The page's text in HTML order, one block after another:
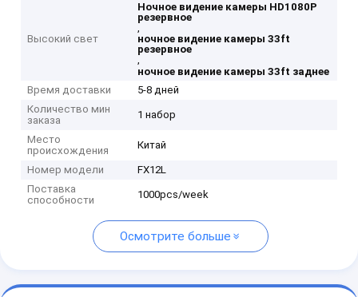
Высокий свет
Ночное видение камеры HD1080P
резервное
,
ночное видение камеры 33ft
резервное
,
ночное видение камеры 33ft заднее
Время доставки
5-8 дней
Количество мин
заказа
1 набор
Место
происхождения
Китай
Номер модели
FX12L
Поставка
способности
1000pcs/week
Осмотрите больше